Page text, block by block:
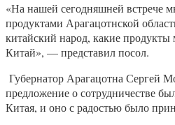
«На нашей сегодняшней встрече
продуктами Арагацотнской
китайский народ, какие продукты
Китай», — представил посол.
Губернатор Арагацотна Сергей
предложение о сотрудничестве
Китая, и оно с радостью было